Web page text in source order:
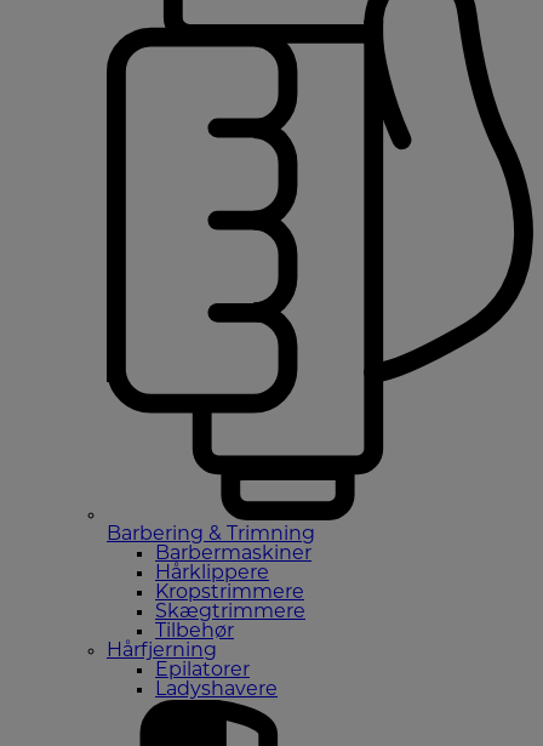
Barbering & Trimning
Barbermaskiner
Hårklippere
Kropstrimmere
Skægtrimmere
Tilbehør
Hårfjerning
Epilatorer
Ladyshavere